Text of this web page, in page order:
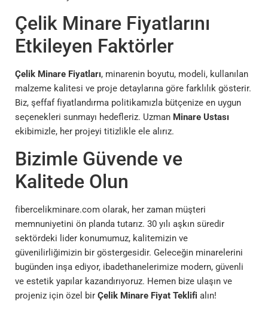
Çelik Minare Fiyatlarını
Etkileyen Faktörler
Çelik Minare Fiyatları, minarenin boyutu, modeli, kullanılan
malzeme kalitesi ve proje detaylarına göre farklılık gösterir.
Biz, şeffaf fiyatlandırma politikamızla bütçenize en uygun
seçenekleri sunmayı hedefleriz. Uzman Minare Ustası
ekibimizle, her projeyi titizlikle ele alırız.
Bizimle Güvende ve
Kalitede Olun
fibercelikminare.com olarak, her zaman müşteri
memnuniyetini ön planda tutarız. 30 yılı aşkın süredir
sektördeki lider konumumuz, kalitemizin ve
güvenilirliğimizin bir göstergesidir. Geleceğin minarelerini
bugünden inşa ediyor, ibadethanelerimize modern, güvenli
ve estetik yapılar kazandırıyoruz. Hemen bize ulaşın ve
projeniz için özel bir Çelik Minare Fiyat Teklifi alın!